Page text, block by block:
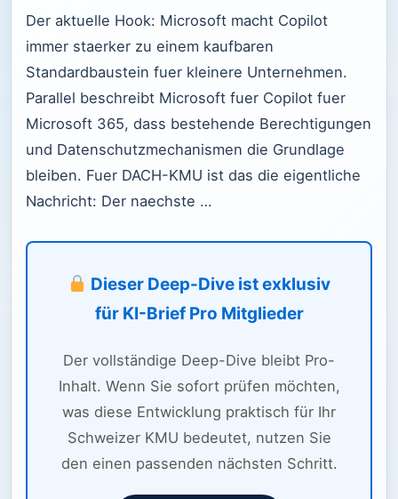
Der aktuelle Hook: Microsoft macht Copilot
immer staerker zu einem kaufbaren
Standardbaustein fuer kleinere Unternehmen.
Parallel beschreibt Microsoft fuer Copilot fuer
Microsoft 365, dass bestehende Berechtigungen
und Datenschutzmechanismen die Grundlage
bleiben. Fuer DACH-KMU ist das die eigentliche
Nachricht: Der naechste …
Dieser Deep-Dive ist exklusiv
für KI-Brief Pro Mitglieder
Der vollständige Deep-Dive bleibt Pro-
Inhalt. Wenn Sie sofort prüfen möchten,
was diese Entwicklung praktisch für Ihr
Schweizer KMU bedeutet, nutzen Sie
den einen passenden nächsten Schritt.